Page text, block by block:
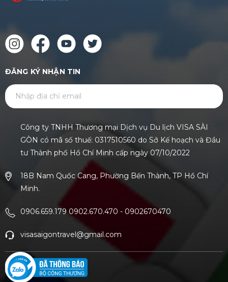
ĐĂNG KÝ NHẬN TIN
Công ty TNHH Thương mại Dịch vụ Du lịch VISA SÀI
GÒN có mã số thuế: 0317510560 do Sở Kế hoạch và Đầu
tư Thành phố Hồ Chí Minh cấp ngày 07/10/2022
18B Nam Quốc Cang, Phường Bến Thành, TP Hồ Chí
Minh.
0906.659.179 0902.670.470 - 0902670470
visasaigontravel@gmail.com